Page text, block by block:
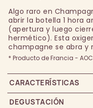
Algo raro en
abrir la botella 1 hora
(apertura y luego
hermético). Esta
champagne se abra y
* Producto de Francia -
CARACTERÍSTICAS
DEGUSTACIÓN